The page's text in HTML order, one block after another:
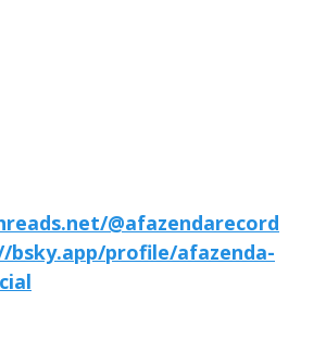
@afazendarecord
bsky.app/profile/afazenda-